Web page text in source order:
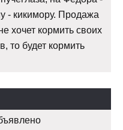
- кикимору. Продажа
хочет кормить своих
то будет кормить